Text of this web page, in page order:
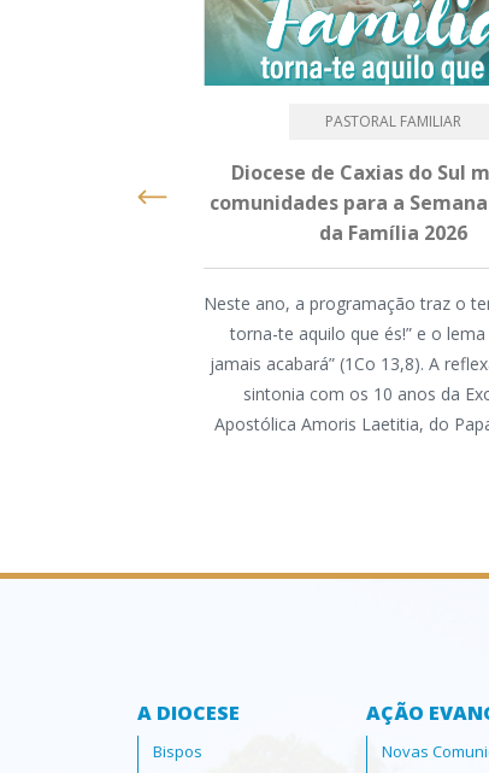
PASTORAL FAMILIAR
Diocese de Caxias do Sul
comunidades para a
da Família 2026
Neste ano, a programação traz o
torna-te aquilo que és!” e o
jamais acabará” (1Co 13,8). A
sintonia com os 10 anos da
Apostólica Amoris Laetitia, do
A DIOCESE
Bispos
AÇÃO
Novas